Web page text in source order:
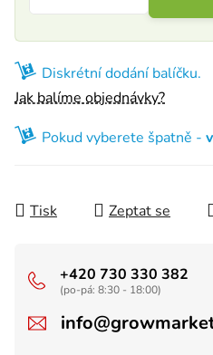
Diskrétní dodání balíčku.
Jak balíme objednávky?
Pokud vyberete špatně -
Tisk Zeptat se
+420 730 330 382
(po-pá: 8:30 - 18:00)